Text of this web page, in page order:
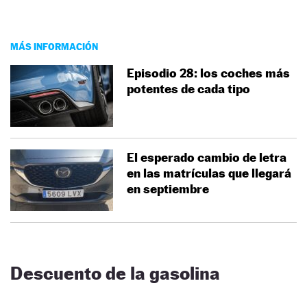
MÁS INFORMACIÓN
Episodio 28: los coches más
potentes de cada tipo
El esperado cambio de letra
en las matrículas que llegará
en septiembre
Descuento de la gasolina